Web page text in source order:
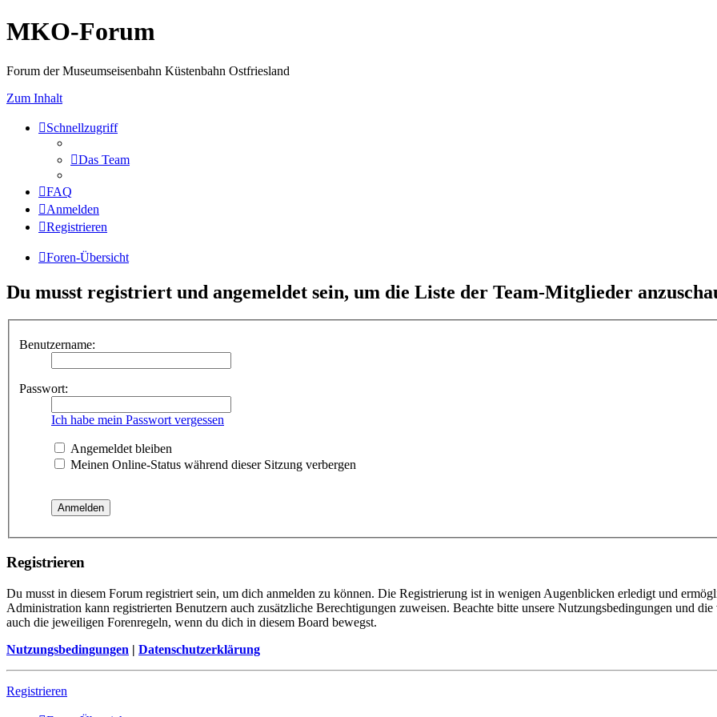
MKO-Forum
Forum der Museumseisenbahn Küstenbahn Ostfriesland
Zum Inhalt
Schnellzugriff
Das Team
FAQ
Anmelden
Registrieren
Foren-Übersicht
Du musst registriert und angemeldet sein, um die Liste der Team-Mitglieder
Benutzername:
Passwort:
Ich habe mein Passwort vergessen
Angemeldet bleiben
Meinen Online-Status während dieser Sitzung verbergen
Registrieren
Du musst in diesem Forum registriert sein, um dich anmelden zu können. Die Registrierung ist in wenigen Augenblicken erledigt und
Administration kann registrierten Benutzern auch zusätzliche Berechtigungen zuweisen. Beachte bitte unsere Nutzungsbedingungen und
auch die jeweiligen Forenregeln, wenn du dich in diesem Board bewegst.
Nutzungsbedingungen | Datenschutzerklärung
Registrieren